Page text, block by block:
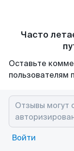
Часто
Оставьте
пользователям
Войти